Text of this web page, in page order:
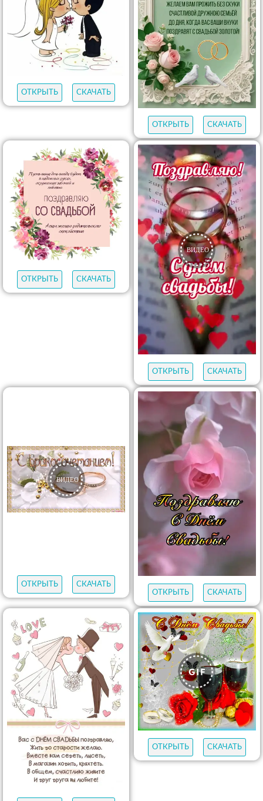
ОТКРЫТЬ СКАЧАТЬ
ОТКРЫТЬ СКАЧАТЬ
ОТКРЫТЬ СКАЧАТЬ
ОТКРЫТЬ СКАЧАТЬ
ОТКРЫТЬ
СКАЧАТЬ
ОТКРЫТЬ
СКАЧАТЬ
ОТКРЫТЬ СКАЧАТЬ